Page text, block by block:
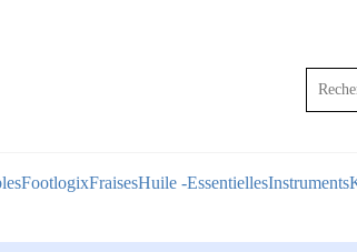
FootlogixFraisesHuile -EssentiellesInstruments